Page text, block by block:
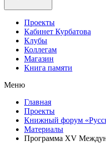
Проекты
Кабинет Курбатова
Клубы
Коллегам
Магазин
Книга памяти
Меню
Главная
Проекты
Книжный форум
Материалы
Программа XV